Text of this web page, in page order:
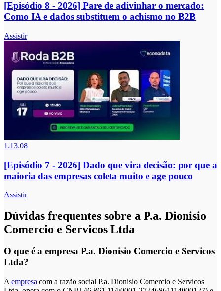
[Episódio 8 - 2026] Pare de adivinhar o mercado:
Como IA e dados substituem o achismo no B2B
Assistir
1:13:08
[Episódio 7 - 2026] Dado que vira decisão: por que a
maioria das empresas coleta muito e age pouco
Assistir
Dúvidas frequentes sobre a P.a. Dionisio
Comercio e Servicos Ltda
O que é a empresa P.a. Dionisio Comercio e Servicos
Ltda?
A empresa com a razão social P.a. Dionisio Comercio e Servicos